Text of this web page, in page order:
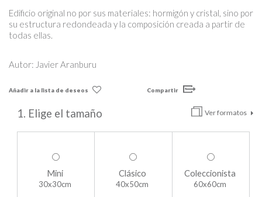
Edificio original no por sus materiales: hormigón y cristal, sino por
su estructura redondeada y la composición creada a partir de
todas ellas.
Autor: Javier Aranburu
Añadir a la lista de deseos Compartir
Ver formatos
1. Elige el tamaño
Mini
30x30cm
Clásico
40x50cm
Coleccionista
60x60cm